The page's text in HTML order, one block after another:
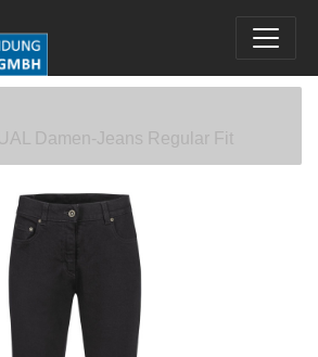
Damen-Jeans Regular Fit